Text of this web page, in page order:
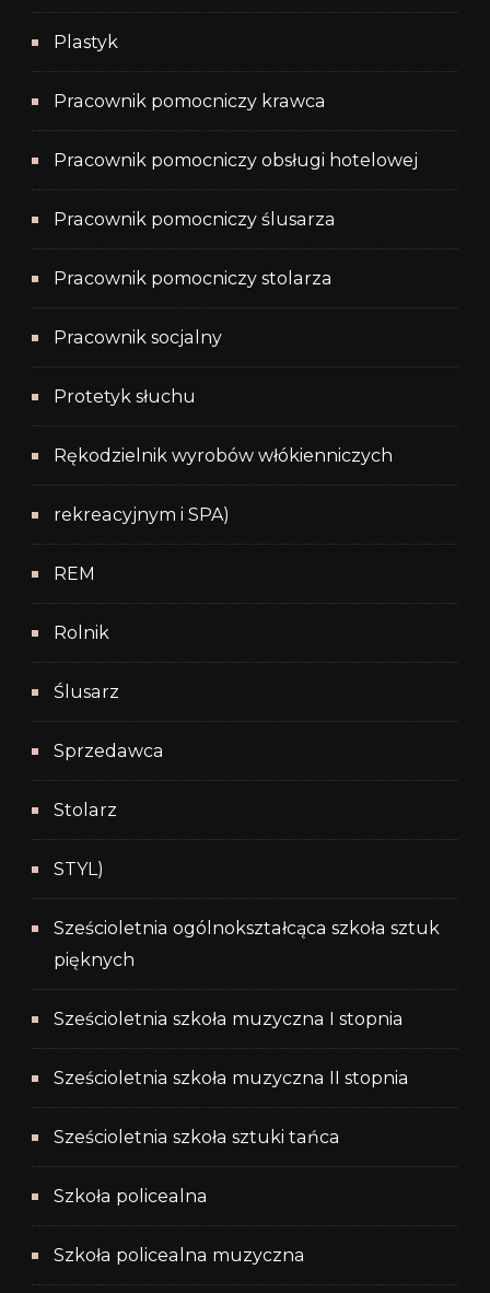
Plastyk
Pracownik pomocniczy krawca
Pracownik pomocniczy obsługi hotelowej
Pracownik pomocniczy ślusarza
Pracownik pomocniczy stolarza
Pracownik socjalny
Protetyk słuchu
Rękodzielnik wyrobów włókienniczych
rekreacyjnym i SPA)
REM
Rolnik
Ślusarz
Sprzedawca
Stolarz
STYL)
Sześcioletnia ogólnokształcąca szkoła sztuk
pięknych
Sześcioletnia szkoła muzyczna I stopnia
Sześcioletnia szkoła muzyczna II stopnia
Sześcioletnia szkoła sztuki tańca
Szkoła policealna
Szkoła policealna muzyczna